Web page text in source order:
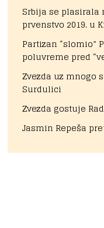
Srbija se plasirala
prvenstvo 2019. u
Partizan “slomio”
poluvreme pred
Zvezda uz mnogo
Surdulici
Zvezda gostuje
Jasmin Repeša